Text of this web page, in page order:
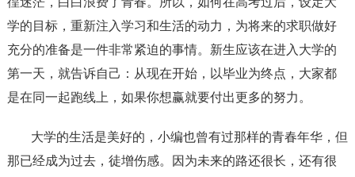
学的目标，重新注入学习和生活的动力，为将来的求职做好
充分的准备是一件非常紧迫的事情。新生应该在进入大学的
第一天，就告诉自己：从现在开始，以毕业为终点，大家都
是在同一起跑线上，如果你想赢就要付出更多的努力。
大学的生活是美好的，小编也曾有过那样的青春年华，但
那已经成为过去，徒增伤感。因为未来的路还很长，还有很